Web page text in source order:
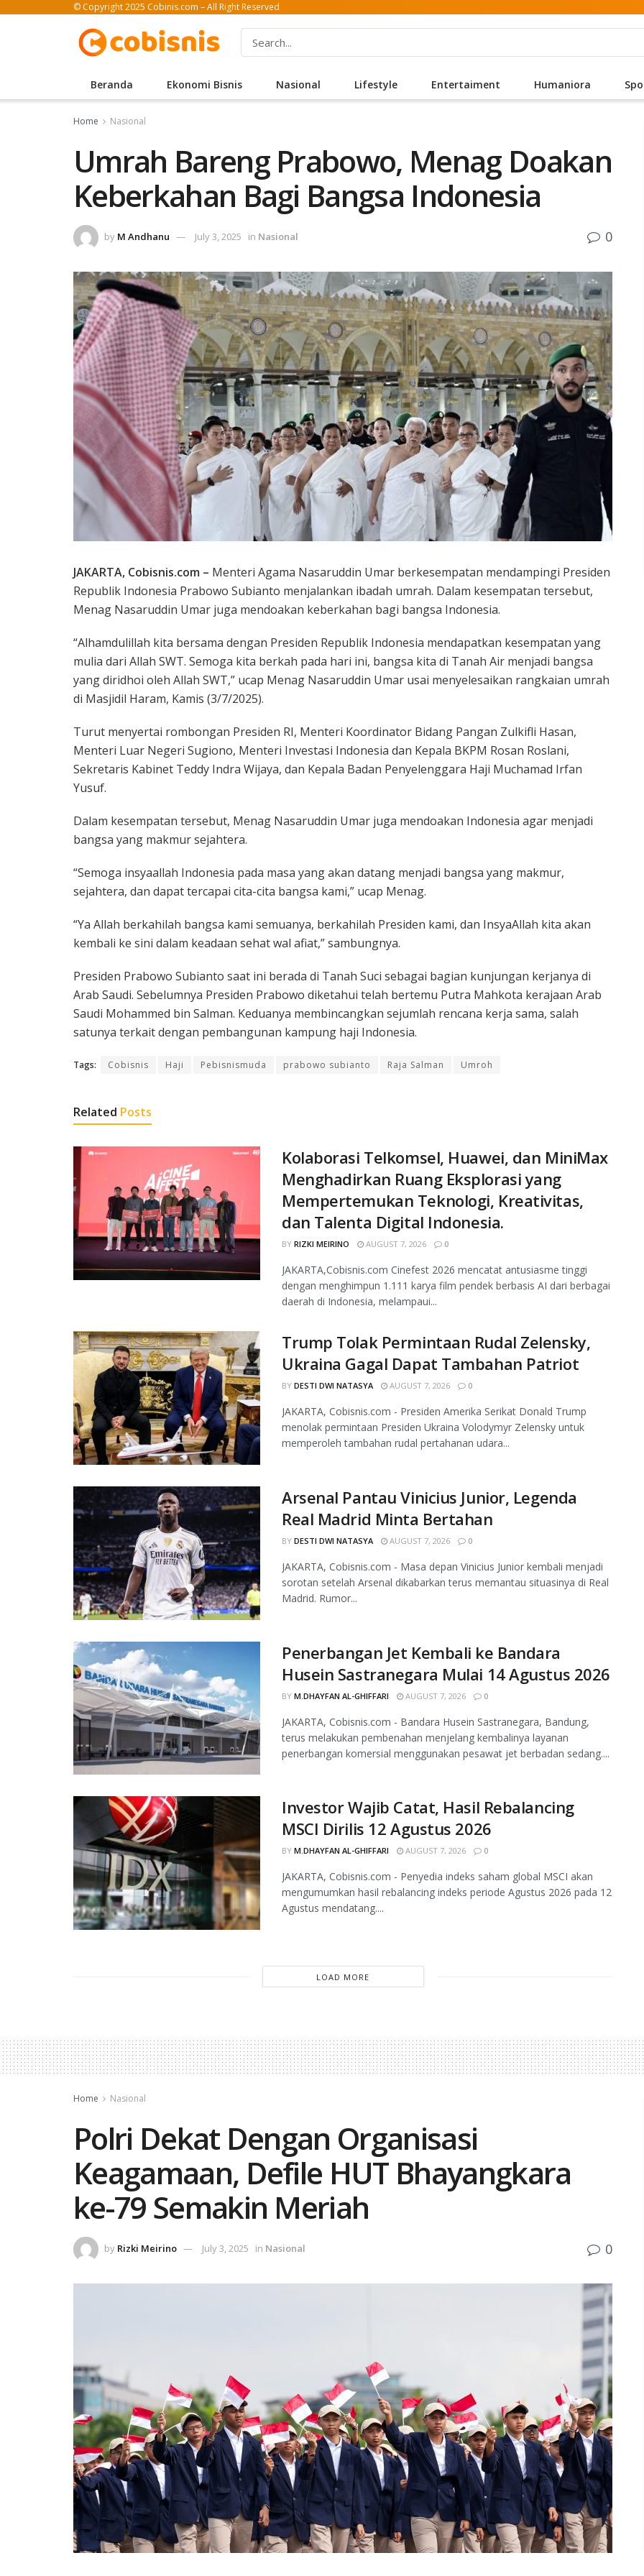
© Copyright 2025 Cobinis.com – All Right Reserved
Beranda Ekonomi Bisnis Nasional Lifestyle Entertaiment Humaniora
Home Nasional
Umrah Bareng Prabowo, Menag Doakan
Keberkahan Bagi Bangsa Indonesia
by M Andhanu July 3, 2025 in Nasional 0
JAKARTA, Cobisnis.com – Menteri Agama Nasaruddin Umar berkesempatan mendampingi Presiden
Republik Indonesia Prabowo Subianto menjalankan ibadah umrah. Dalam kesempatan tersebut,
Menag Nasaruddin Umar juga mendoakan keberkahan bagi bangsa Indonesia.
“Alhamdulillah kita bersama dengan Presiden Republik Indonesia mendapatkan kesempatan yang
mulia dari Allah SWT. Semoga kita berkah pada hari ini, bangsa kita di Tanah Air menjadi bangsa
yang diridhoi oleh Allah SWT,” ucap Menag Nasaruddin Umar usai menyelesaikan rangkaian umrah
di Masjidil Haram, Kamis (3/7/2025).
Turut menyertai rombongan Presiden RI, Menteri Koordinator Bidang Pangan Zulkifli Hasan,
Menteri Luar Negeri Sugiono, Menteri Investasi Indonesia dan Kepala BKPM Rosan Roslani,
Sekretaris Kabinet Teddy Indra Wijaya, dan Kepala Badan Penyelenggara Haji Muchamad Irfan
Yusuf.
Dalam kesempatan tersebut, Menag Nasaruddin Umar juga mendoakan Indonesia agar menjadi
bangsa yang makmur sejahtera.
“Semoga insyaallah Indonesia pada masa yang akan datang menjadi bangsa yang makmur,
sejahtera, dan dapat tercapai cita-cita bangsa kami,” ucap Menag.
“Ya Allah berkahilah bangsa kami semuanya, berkahilah Presiden kami, dan InsyaAllah kita akan
kembali ke sini dalam keadaan sehat wal afiat,” sambungnya.
Presiden Prabowo Subianto saat ini berada di Tanah Suci sebagai bagian kunjungan kerjanya di
Arab Saudi. Sebelumnya Presiden Prabowo diketahui telah bertemu Putra Mahkota kerajaan Arab
Saudi Mohammed bin Salman. Keduanya membincangkan sejumlah rencana kerja sama, salah
satunya terkait dengan pembangunan kampung haji Indonesia.
Tags: Cobisnis Haji Pebisnismuda prabowo subianto Raja Salman Umroh
Related Posts
Kolaborasi Telkomsel, Huawei, dan MiniMax
Menghadirkan Ruang Eksplorasi yang
Mempertemukan Teknologi, Kreativitas,
dan Talenta Digital Indonesia.
BY RIZKI MEIRINO AUGUST 7, 2026 0
JAKARTA,Cobisnis.com Cinefest 2026 mencatat antusiasme tinggi
dengan menghimpun 1.111 karya film pendek berbasis AI dari berbagai
daerah di Indonesia, melampaui...
Trump Tolak Permintaan Rudal Zelensky,
Ukraina Gagal Dapat Tambahan Patriot
BY DESTI DWI NATASYA AUGUST 7, 2026 0
JAKARTA, Cobisnis.com - Presiden Amerika Serikat Donald Trump
menolak permintaan Presiden Ukraina Volodymyr Zelensky untuk
memperoleh tambahan rudal pertahanan udara...
Arsenal Pantau Vinicius Junior, Legenda
Real Madrid Minta Bertahan
BY DESTI DWI NATASYA AUGUST 7, 2026 0
JAKARTA, Cobisnis.com - Masa depan Vinicius Junior kembali menjadi
sorotan setelah Arsenal dikabarkan terus memantau situasinya di Real
Madrid. Rumor...
Penerbangan Jet Kembali ke Bandara
Husein Sastranegara Mulai 14 Agustus 2026
BY M.DHAYFAN AL-GHIFFARI AUGUST 7, 2026 0
JAKARTA, Cobisnis.com - Bandara Husein Sastranegara, Bandung,
terus melakukan pembenahan menjelang kembalinya layanan
penerbangan komersial menggunakan pesawat jet berbadan sedang....
Investor Wajib Catat, Hasil Rebalancing
MSCI Dirilis 12 Agustus 2026
BY M.DHAYFAN AL-GHIFFARI AUGUST 7, 2026 0
JAKARTA, Cobisnis.com - Penyedia indeks saham global MSCI akan
mengumumkan hasil rebalancing indeks periode Agustus 2026 pada 12
Agustus mendatang....
LOAD MORE
Home Nasional
Polri Dekat Dengan Organisasi
Keagamaan, Defile HUT Bhayangkara
ke-79 Semakin Meriah
by Rizki Meirino July 3, 2025 in Nasional 0